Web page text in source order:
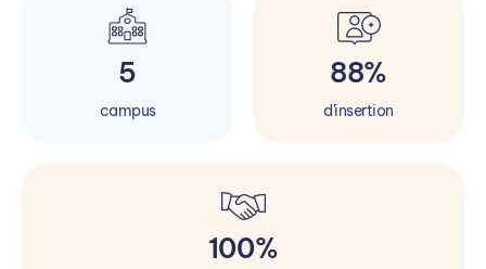
5
campus
88%
d'insertion
100%